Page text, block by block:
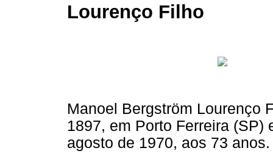
Lourenço Filho
Manoel Bergström Lourenço
1897, em Porto Ferreira
agosto de 1970, aos 73 anos.